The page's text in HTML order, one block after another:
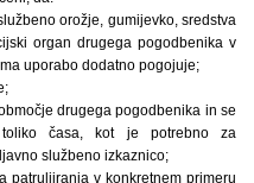
orožje, gumijevko, sredstva
organ drugega pogodbenika v
uporabo dodatno pogojuje;
drugega pogodbenika in se
časa, kot je potrebno za
službeno izkaznico;
patruljiranja v konkretnem primeru